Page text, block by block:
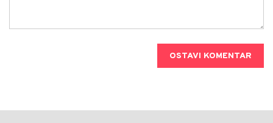
OSTAVI KOMENTAR